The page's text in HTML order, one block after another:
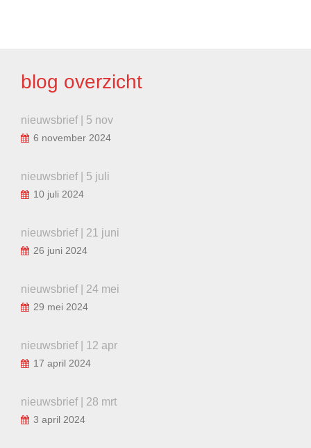
blog overzicht
nieuwsbrief | 5 nov
6 november 2024
nieuwsbrief | 5 juli
10 juli 2024
nieuwsbrief | 21 juni
26 juni 2024
nieuwsbrief | 24 mei
29 mei 2024
nieuwsbrief | 12 apr
17 april 2024
nieuwsbrief | 28 mrt
3 april 2024